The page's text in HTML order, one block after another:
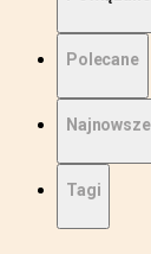
Polecane
Najnowsze
Tagi